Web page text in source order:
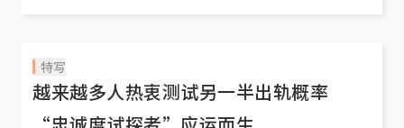
特写
越来越多人热衷测试另一半出轨概率